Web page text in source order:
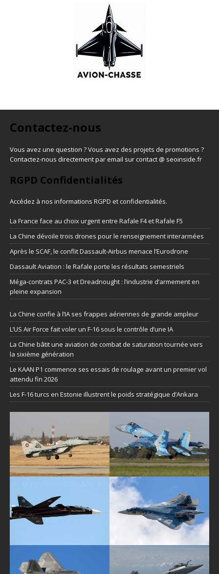
Contactez-nous
Vous avez une question ? Vous avez des projets de promotions ?
Contactez-nous directement par email sur contact @ seoinside.fr
RGPD Confidentialités
Accédez à nos informations RGPD et confidentialités.
La France face au choix urgent entre Rafale F4 et Rafale F5
La Chine dévoile trois drones pour le renseignement interarmées
Après le SCAF, le conflit Dassault-Airbus menace l’Eurodrone
Dassault Aviation : le Rafale porte les résultats semestriels
Méga-contrats PAC-3 et Dreadnought : l’industrie d’armement en
pleine expansion
La Chine confie à l’IA ses frappes aériennes de grande ampleur
L’US Air Force fait voler un F-16 sous le contrôle d’une IA
La Chine bâtit une aviation de combat de saturation tournée vers
la sixième génération
Le KAAN P1 commence ses essais de roulage avant un premier vol
attendu fin 2026
Les F-16 turcs en Estonie illustrent le poids stratégique d’Ankara